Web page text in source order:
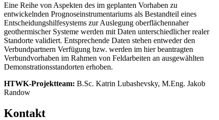
Eine Reihe von Aspekten des im geplanten Vorhaben zu
entwickelnden Prognoseinstrumentariums als Bestandteil eines
Entscheidungshilfesystems zur Auslegung oberflächennaher
geothermischer Systeme werden mit Daten unterschiedlicher realer
Standorte validiert. Entsprechende Daten stehen entweder den
Verbundpartnern Verfügung bzw. werden im hier beantragten
Verbundvorhaben im Rahmen von Feldarbeiten an ausgewählten
Demonstrationsstandorten erhoben.
HTWK-Projektteam: B.Sc. Katrin Lubashevsky, M.Eng. Jakob
Randow
Kontakt